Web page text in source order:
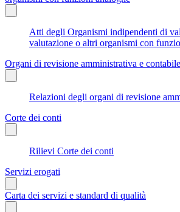
Atti degli Organismi indipendenti di
valutazione o altri organismi con
Organi di revisione amministrativa e contabile
Relazioni degli organi di revisione
Corte dei conti
Rilievi Corte dei conti
Servizi erogati
Carta dei servizi e standard di qualità